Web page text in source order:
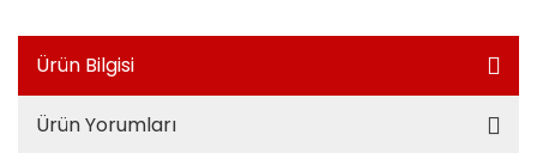
Ürün Bilgisi
Ürün Yorumları